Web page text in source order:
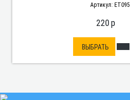
Артикул: ET095
220 p
ВЫБРАТЬ